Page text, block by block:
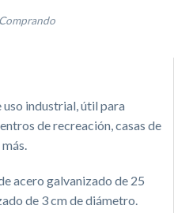
industrial, útil para
de recreación, casas de
acero galvanizado de 25
de 3 cm de diámetro.